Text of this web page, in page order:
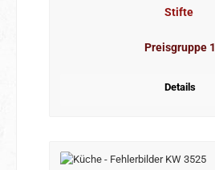
Stifte
Preisgruppe 1
Details